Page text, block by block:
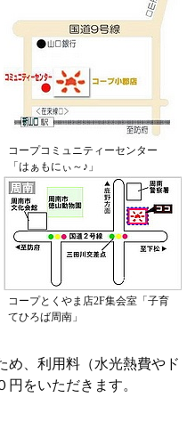
コープコミュニティーセンター
「はぁもにぃ～♪」
コープとくやま店2F集会室「子育
てひろば周南」
め、利用料（水光熱費やド
をいただきます。